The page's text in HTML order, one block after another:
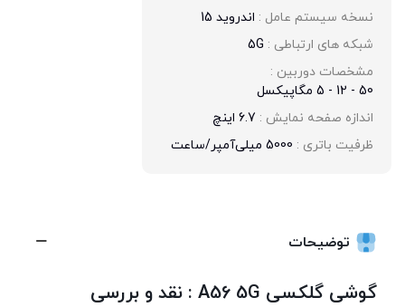
نسخه سیستم عامل : اندروید 15
شبکه های ارتباطی : 5G
مشخصات دوربین :
50 - 12 - 5 مگاپیکسل
اندازه صفحه نمایش : 6.7 اینچ
ظرفیت باتری : 5000 میلی‌آمپر/ساعت
توضیحات
گوشی گلکسی A56 5G : نقد و بررسی